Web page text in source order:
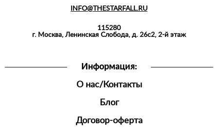
Информация:
О нас/Контакты
Блог
Договор-оферта
INFO@THESTARFALL.RU
115280
г. Москва, Ленинская Слобода, д. 26с2, 2-й этаж